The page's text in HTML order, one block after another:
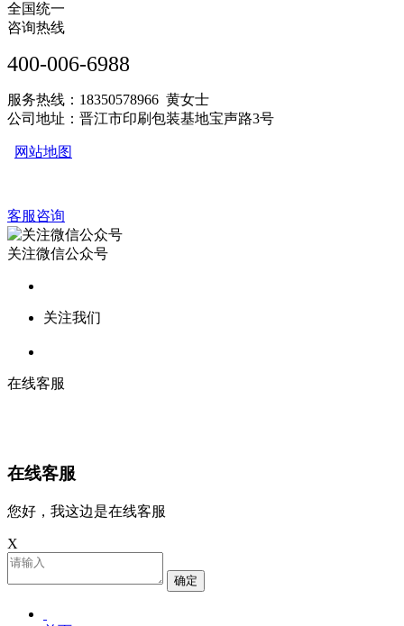
全国统一
咨询热线
400-006-6988
服务热线：18350578966 黄女士
公司地址：晋江市印刷包装基地宝声路3号
网站地图
客服咨询
关注微信公众号
关注我们
在线客服
在线客服
您好，我这边是在线客服
X
确定